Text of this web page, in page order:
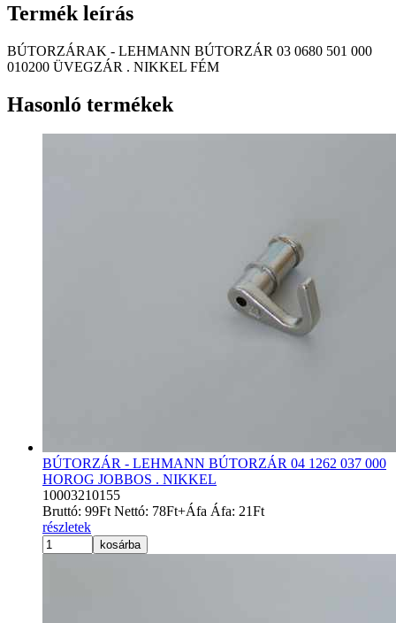
Termék leírás
BÚTORZÁRAK - LEHMANN BÚTORZÁR 03 0680 501 000
010200 ÜVEGZÁR . NIKKEL FÉM
Hasonló termékek
BÚTORZÁR - LEHMANN BÚTORZÁR 04 1262 037 000
HOROG JOBBOS . NIKKEL
10003210155
Bruttó: 99Ft Nettó: 78Ft+Áfa Áfa: 21Ft
részletek
kosárba